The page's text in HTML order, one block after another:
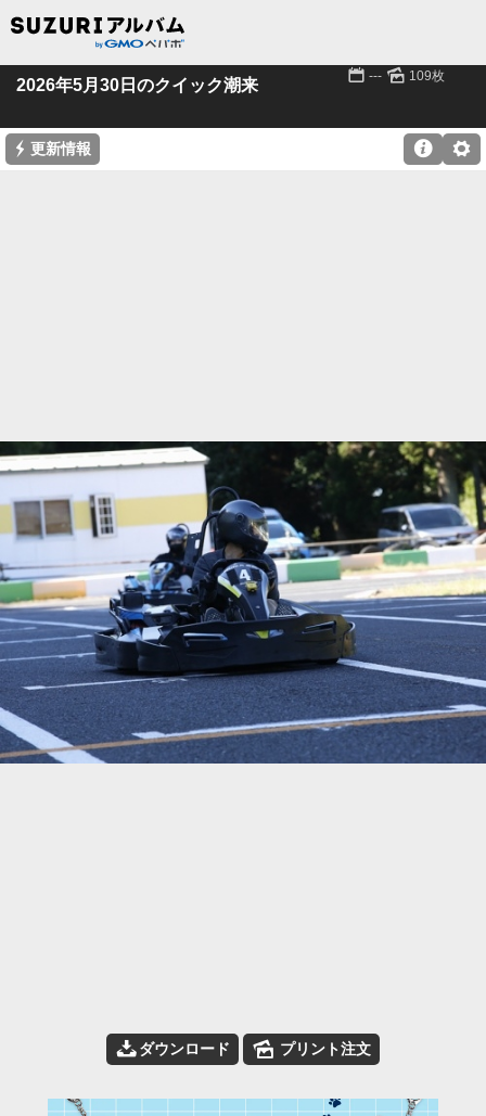
2026年5月30日のクイック潮来 📅 --- 🌄 109枚
⚡ 更新情報 ⚙

📥ダウンロード 🌄 プリント注文